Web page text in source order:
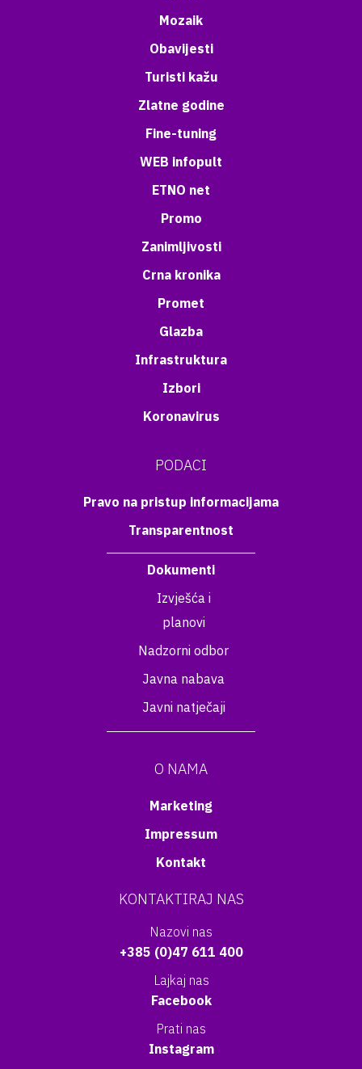
Mozaik
Obavijesti
Turisti kažu
Zlatne godine
Fine-tuning
WEB infopult
ETNO net
Promo
Zanimljivosti
Crna kronika
Promet
Glazba
Infrastruktura
Izbori
Koronavirus
PODACI
Pravo na pristup informacijama
Transparentnost
Dokumenti
Izvješća i
planovi
Nadzorni odbor
Javna nabava
Javni natječaji
O NAMA
Marketing
Impressum
Kontakt
KONTAKTIRAJ NAS
Nazovi nas
+385 (0)47 611 400
Lajkaj nas
Facebook
Prati nas
Instagram